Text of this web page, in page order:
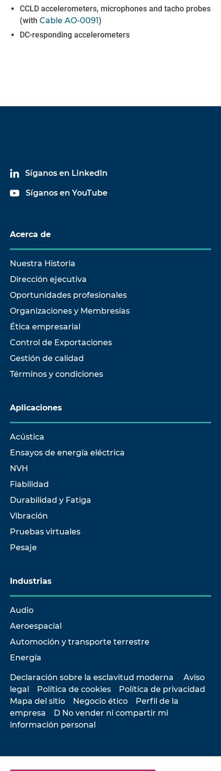
CCLD accelerometers, microphones and tacho probes
(with Cable AO-0091)
DC-responding accelerometers
Síganos en LinkedIn
Síganos en YouTube
Acerca de
Nuestra Historia
Dirección ejecutiva
Oportunidades profesionales
Organizaciones y Membresías
Ética empresarial
Control de Exportaciones
Gestión de calidad
Términos y condiciones
Aplicaciones
Acústica
Ensayos de energía eléctrica
NVH
Fiabilidad
Durabilidad y Fatiga
Vibración
Pruebas virtuales
Pesaje
Industrias
Audio
Aeroespacial
Automoción y transporte terrestre
Energía
Declaración sobre la esclavitud moderna
Aviso
legal
Política de cookies
Política de privacidad
Mapa del sitio
Negocio ético
Perfil de la
empresa
D No vender ni compartir mi
información personal